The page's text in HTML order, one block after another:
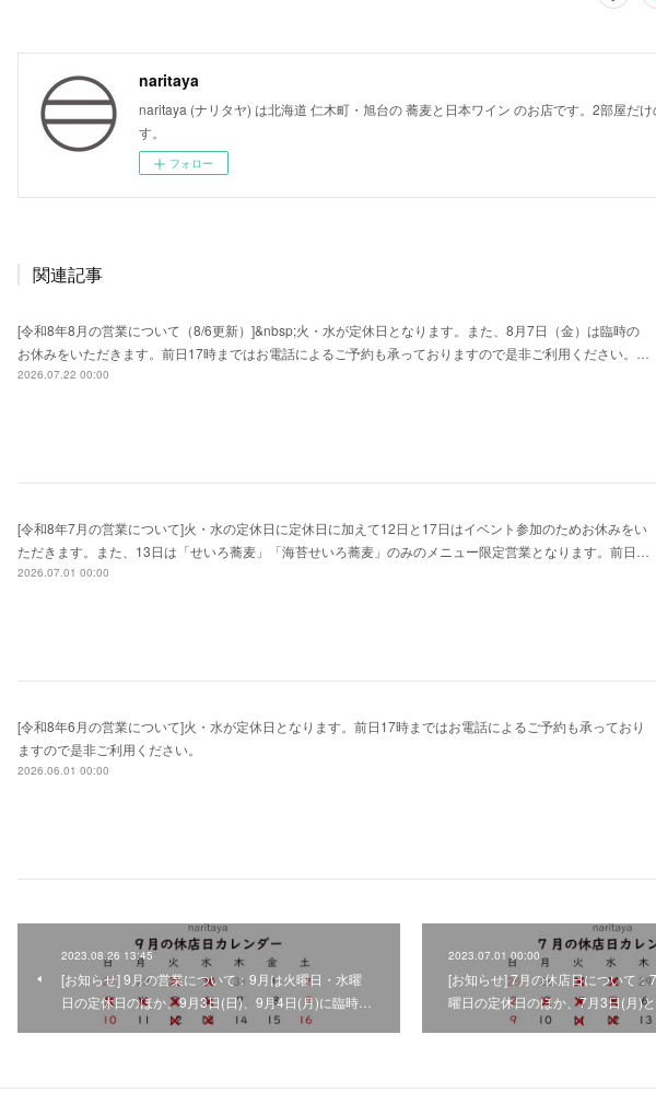
naritaya
naritaya (ナリタヤ) は北海道 仁木町・旭台の 蕎麦と日本ワイン のお店です。2部屋だけ
す。
フォロー
関連記事
[令和8年8月の営業について（8/6更新）]&nbsp;火・水が定休日となります。また、8月7日（金）は臨時の
お休みをいただきます。前日17時まではお電話によるご予約も承っておりますので是非ご利用ください。…
2026.07.22 00:00
[令和8年7月の営業について]火・水の定休日に定休日に加えて12日と17日はイベント参加のためお休みをい
ただきます。また、13日は「せいろ蕎麦」「海苔せいろ蕎麦」のみのメニュー限定営業となります。前日…
2026.07.01 00:00
[令和8年6月の営業について]火・水が定休日となります。前日17時まではお電話によるご予約も承っており
ますので是非ご利用ください。
2026.06.01 00:00
2023.08.26 13:45
[お知らせ] 9月の営業について：9月は火曜日・水曜
日の定休日のほか、9月3日(日)、9月4日(月)に臨時…
2023.07.01 00:00
[お知らせ] 7月の休店日について：
曜日の定休日のほか、7月3日(月)